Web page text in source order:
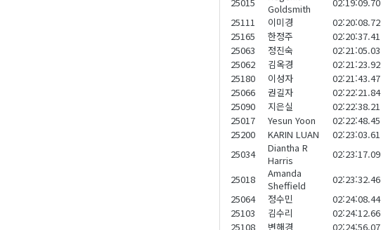
Goldsmith
25111
이미경 02:20:08.72
25165
한정주 02:20:37.41
25063
정진숙 02:21:05.03
25062
김옥경 02:21:23.92
25180
이성자 02:21:43.47
25066
권길자 02:22:21.84
25090
지은실 02:22:38.21
25017
Yesun Yoon 02:22:48.45
25200
KARIN LUAN 02:23:03.61
25034
Diantha R
Harris
02:23:17.09
25018
Amanda
Sheffield
02:23:32.46
25064
정수민 02:24:08.44
25103
김수리 02:24:12.66
25108
변해경 02:24:56.07